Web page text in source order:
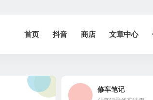
首页 抖音 商店 文章中心
修车笔记